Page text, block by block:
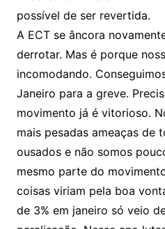
possível de ser revertida.
A ECT se âncora
derrotar. Mas é porque
incomodando.
Janeiro para a greve.
movimento já é vitorioso.
mais pesadas ameaças de
ousados e não somos
mesmo parte do
coisas viriam pela boa
de 3% em janeiro só veio